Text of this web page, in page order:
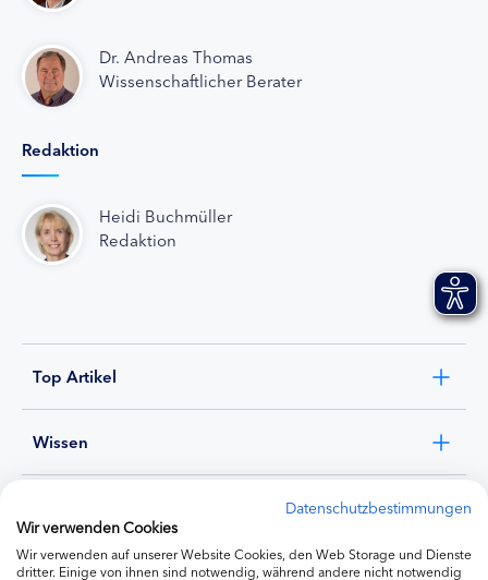
Dr. Andreas Thomas
Wissenschaftlicher Berater
Redaktion
Heidi Buchmüller
Redaktion
Top Artikel
Wissen
Ernährung
Datenschutzbestimmungen
Wir verwenden Cookies
Wir verwenden auf unserer Website Cookies, den Web Storage und Dienste
dritter. Einige von ihnen sind notwendig, während andere nicht notwendig